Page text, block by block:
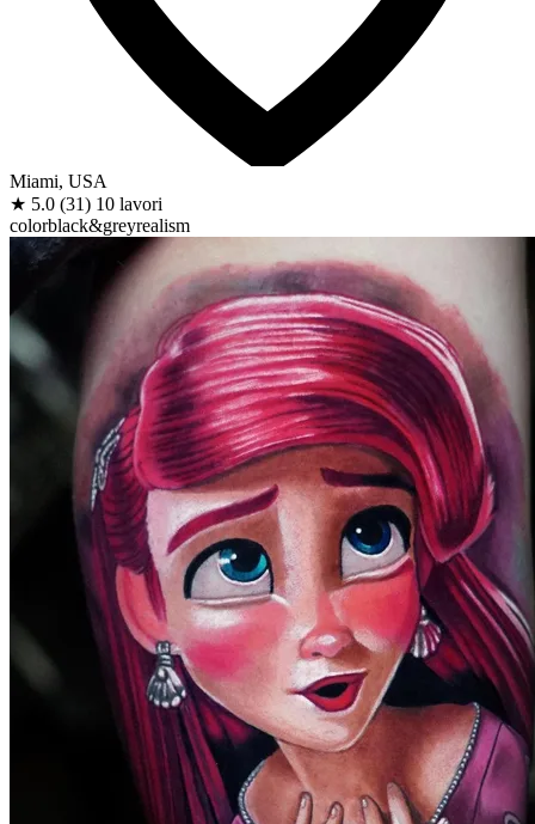
Miami, USA
★ 5.0 (31) 10 lavori
colorblack&greyrealism